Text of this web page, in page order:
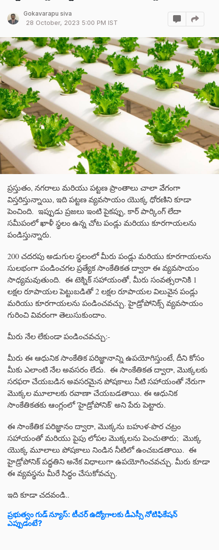
Gokavarapu siva
28 October, 2023 5:00 PM IST
ప్రస్తుతం, నగరాలు మరియు పట్టణ ప్రాంతాలు చాలా వేగంగా
విస్తరిస్తున్నాయి, ఇది పట్టణ వ్యవసాయం యొక్క ధోరణిని కూడా
పెంచింది. ఇప్పుడు ప్రజలు ఇంటి పైకప్పు, కార్ పార్కింగ్ లేదా
సమీపంలో ఖాళీ స్థలం ఉన్న చోట పండ్లు మరియు కూరగాయలను
పండిస్తున్నారు.
200 చదరపు అడుగుల స్థలంలో మీరు పండ్లు మరియు కూరగాయలను
సులభంగా పండించగల ప్రత్యేక సాంకేతికత ద్వారా ఈ వ్యవసాయం
సాధ్యమవుతుంది. ఈ టెక్నిక్ సహాయంతో, మీరు సంవత్సరానికి 1
లక్షల రూపాయల పెట్టుబడితో 2 లక్షల రూపాయల విలువైన పండ్లు
మరియు కూరగాయలను పండించవచ్చు. హైడ్రోపోనిక్స్ వ్యవసాయం
గురించి వివరంగా తెలుసుకుందాం.
మీరు నేల లేకుండా పండించవచ్చు:-
మీరు ఈ ఆధునిక సాంకేతిక పరిజ్ఞానాన్ని ఉపయోగిస్తుంటే, దీని కోసం
మీకు ఎలాంటి నేల అవసరం లేదు. ఈ సాంకేతికత ద్వారా, మొక్కలకు
సరఫరా చేయబడిన అవసరమైన పోషకాలు నీటి సహాయంతో నేరుగా
మొక్కల మూలాలకు రవాణా చేయబడతాయి. ఈ ఆధునిక
సాంకేతికతకు ఆంగ్లంలో 'హైడ్రోపోనిక్' అని పేరు పెట్టారు.
ఈ సాంకేతిక పరిజ్ఞానం ద్వారా, మొక్కను బహుళ-పొర చట్రం
సహాయంతో మరియు పైపు లోపల మొక్కలను పెంచుతారు; మొక్క
యొక్క మూలాలు పోషకాలు నిండిన నీటిలో ఉంచబడతాయి. ఈ
హైడ్రోపోనిక్ పద్ధతిని అనేక విధాలుగా ఉపయోగించవచ్చు. మీరు కూడా
ఈ వ్యవస్థను మీరే సిద్ధం చేసుకోవచ్చు.
ఇది కూడా చదవండి..
ప్రభుత్వం గుడ్ న్యూస్: టీచర్ ఉద్యోగాలకు డీఎస్సీ నోటిఫికేషన్
ఎప్పుడంటే?